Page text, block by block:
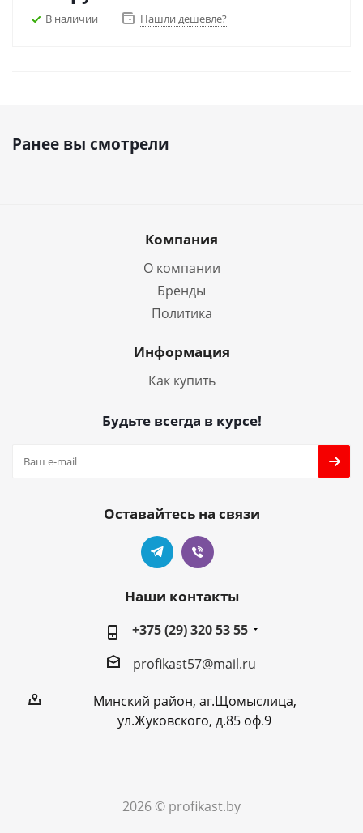
В наличии Нашли дешевле?
Ранее вы смотрели
Компания
О компании
Бренды
Политика
Информация
Как купить
Будьте всегда в курсе!
Оставайтесь на связи
Наши контакты
+375 (29) 320 53 55
profikast57@mail.ru
Минский район, аг.Щомыслица,
ул.Жуковского, д.85 оф.9
2026 © profikast.by